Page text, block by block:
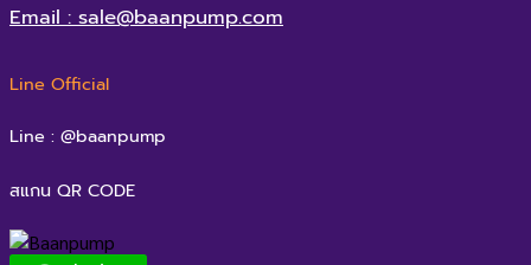
Email : sale@baanpump.com
Line Official
Line : @baanpump
สแกน QR CODE